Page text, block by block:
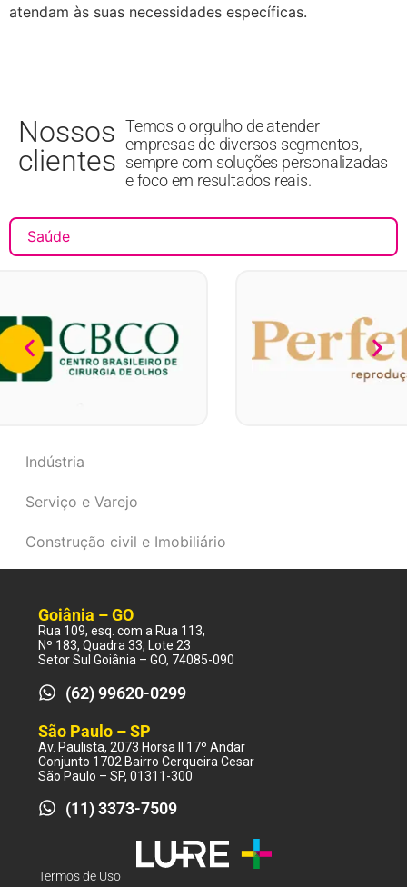
atendam às suas necessidades específicas.
Nossos
clientes
Temos o orgulho de atender
empresas de diversos segmentos,
sempre com soluções personalizadas
e foco em resultados reais.
Saúde
Indústria
Serviço e Varejo
Construção civil e Imobiliário
Termos de Uso
Goiânia – GO
Rua 109, esq. com a Rua 113,
Nº 183, Quadra 33, Lote 23
Setor Sul Goiânia – GO, 74085-090
(62) 99620-0299
São Paulo – SP
Av. Paulista, 2073 Horsa II 17º Andar
Conjunto 1702 Bairro Cerqueira Cesar
São Paulo – SP, 01311-300
(11) 3373-7509